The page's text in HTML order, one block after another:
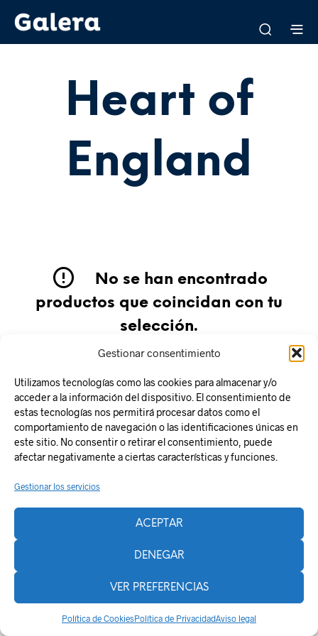
Gestionar consentimiento
Utilizamos tecnologías como las cookies para almacenar y/o
acceder a la información del dispositivo. El consentimiento de
estas tecnologías nos permitirá procesar datos como el
comportamiento de navegación o las identificaciones únicas en
este sitio. No consentir o retirar el consentimiento, puede
afectar negativamente a ciertas características y funciones.
Gestionar los servicios
ACEPTAR
DENEGAR
VER PREFERENCIAS
Política de CookiesPolítica de PrivacidadAviso legal
Heart of
England
No se han encontrado
productos que coincidan con tu
selección.
Responsabilidad Social
La Zentral
Powered byShopkeeper